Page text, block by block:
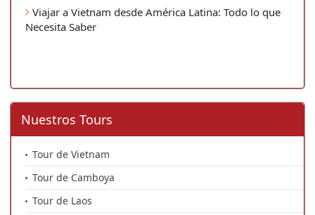
Viajar a Vietnam desde América Latina: Todo lo que
Necesita Saber
Nuestros Tours
Tour de Vietnam
Tour de Camboya
Tour de Laos